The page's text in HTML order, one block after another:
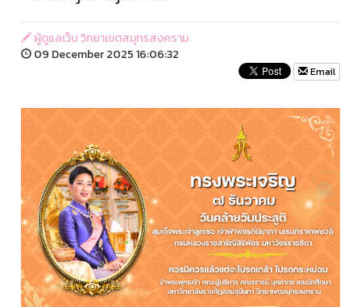
ผู้ดูแลเว็บ วิทยาเขตสมุทรสงคราม
09 December 2025 16:06:32
Email